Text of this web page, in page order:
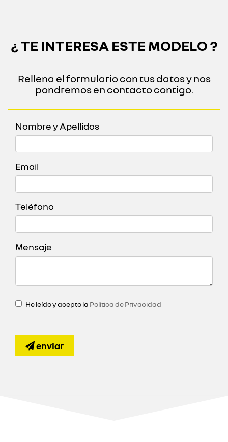
¿ TE INTERESA ESTE MODELO ?
Rellena el formulario con tus datos y nos
pondremos en contacto contigo.
Nombre y Apellidos
Email
Teléfono
Mensaje
He leído y acepto la Política de Privacidad
enviar